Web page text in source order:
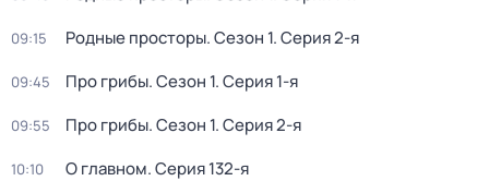
09:15 Pодные просторы. Сезон 1. Серия 2-я
09:45 Про грибы. Сезон 1. Серия 1-я
09:55 Про грибы. Сезон 1. Серия 2-я
10:10 О главном. Серия 132-я